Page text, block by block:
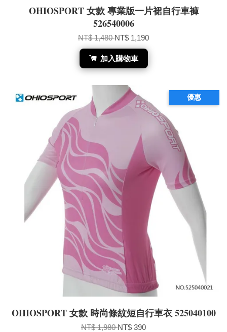
OHIOSPORT 女款 專業版一片裙自行車褲
526540006
NT$ 1,480NT$ 1,190
加入購物車
優惠
OHIOSPORT 女款 時尚條紋短自行車衣 525040100
NT$ 1,980NT$ 390